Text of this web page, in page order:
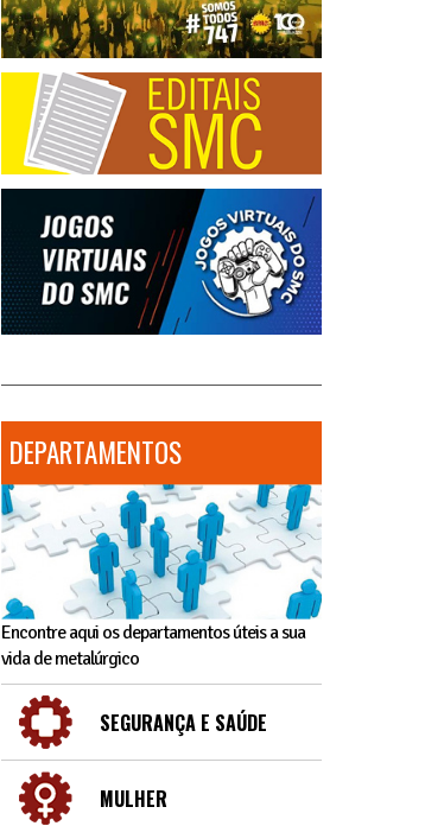
DEPARTAMENTOS
Encontre aqui os departamentos úteis a sua
vida de metalúrgico
SEGURANÇA E SAÚDE
MULHER